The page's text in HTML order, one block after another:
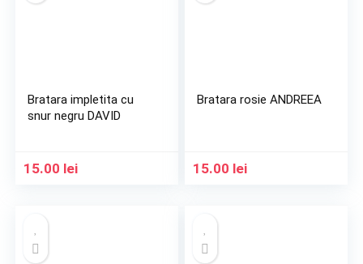
Bratara impletita cu
snur negru DAVID
15.00 lei
Bratara rosie ANDREEA
15.00 lei